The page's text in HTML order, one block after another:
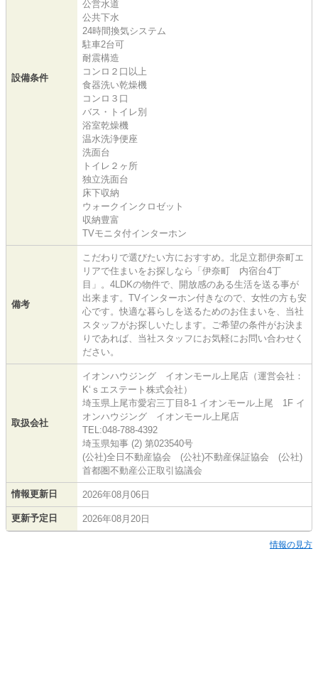
設備条件
公営水道
公共下水
24時間換気システム
駐車2台可
耐震構造
コンロ２口以上
食器洗い乾燥機
コンロ３口
バス・トイレ別
浴室乾燥機
温水洗浄便座
洗面台
トイレ２ヶ所
独立洗面台
床下収納
ウォークインクロゼット
収納豊富
TVモニタ付インターホン
備考
こだわりで選びたい方におすすめ。北足立郡伊奈町エ
リアで住まいをお探しなら「伊奈町 内宿台4丁
目」。4LDKの物件で、開放感のある生活を送る事が
出来ます。TVインターホン付きなので、女性の方も安
心です。快適な暮らしを送るためのお住まいを、当社
スタッフがお探しいたします。ご希望の条件がお決ま
りであれば、当社スタッフにお気軽にお問い合わせく
ださい。
取扱会社
イオンハウジング イオンモール上尾店（運営会社：
K‘ｓエステート株式会社）
埼玉県上尾市愛宕三丁目8-1 イオンモール上尾 1F イ
オンハウジング イオンモール上尾店
TEL:048-788-4392
埼玉県知事 (2) 第023540号
(公社)全日不動産協会 (公社)不動産保証協会 (公社)
首都圏不動産公正取引協議会
情報更新日 2026年08月06日
更新予定日 2026年08月20日
情報の見方